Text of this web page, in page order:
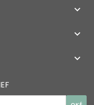


